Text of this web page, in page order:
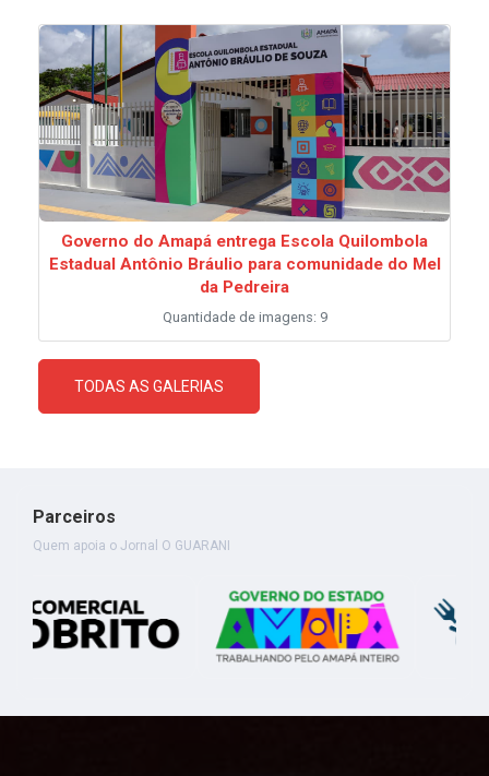
Governo do Amapá entrega Escola Quilombola
Estadual Antônio Bráulio para comunidade do Mel
da Pedreira
Quantidade de imagens: 9
TODAS AS GALERIAS
Parceiros
Quem apoia o Jornal O GUARANI